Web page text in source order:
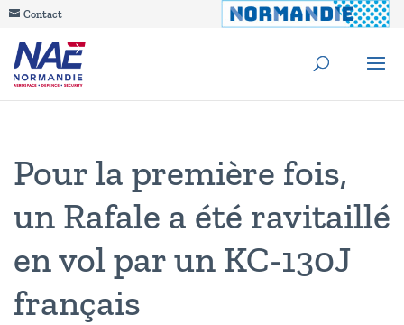
Contact
Pour la première fois,
un Rafale a été ravitaillé
en vol par un KC-130J
français